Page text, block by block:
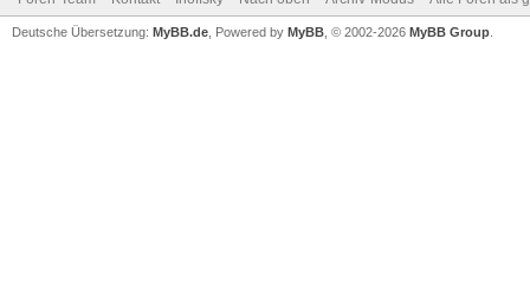
Deutsche Übersetzung: MyBB.de , Powered by MyBB , © 2002-2026 MyBB Group